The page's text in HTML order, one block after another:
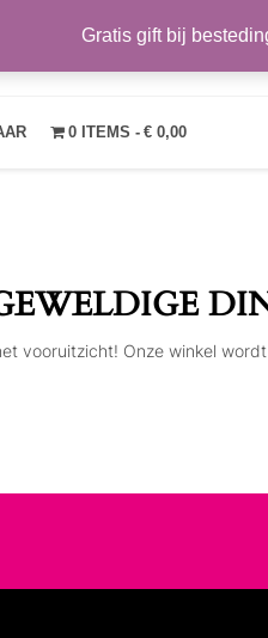
OVER ONS
0 ITEMS € 0,00
vooruitzicht! Onze winkel
Gratis gift bij